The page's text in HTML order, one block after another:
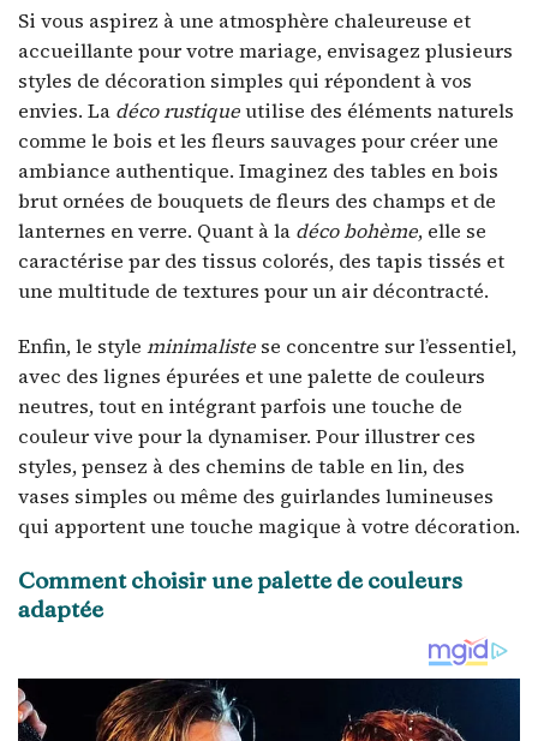
Si vous aspirez à une atmosphère chaleureuse et
accueillante pour votre mariage, envisagez plusieurs
styles de décoration simples qui répondent à vos
envies. La déco rustiqueutilise des éléments naturels
comme le bois et les fleurs sauvages pour créer une
ambiance authentique. Imaginez des tables en bois
brut ornées de bouquets de fleurs des champs et de
lanternes en verre. Quant à la déco bohème, elle se
caractérise par des tissus colorés, des tapis tissés et
une multitude de textures pour un air décontracté.
Enfin, le style minimaliste se concentre sur l’essentiel,
avec des lignes épurées et une palette de couleurs
neutres, tout en intégrant parfois une touche de
couleur vive pour la dynamiser. Pour illustrer ces
styles, pensez à des chemins de table en lin, des
vases simples ou même des guirlandes lumineuses
qui apportent une touche magique à votre décoration.
Comment choisir une palette de couleurs
adaptée